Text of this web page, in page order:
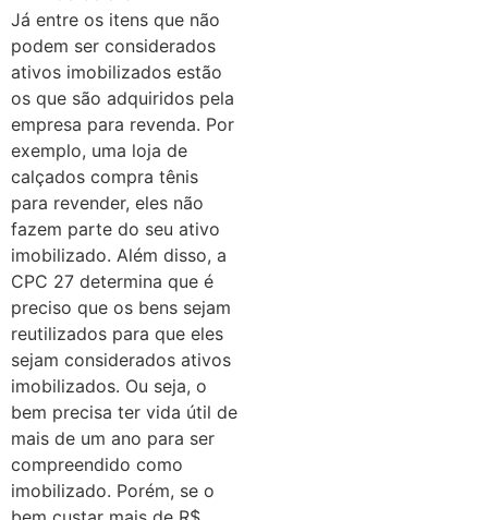
Já entre os itens que não
podem ser considerados
ativos imobilizados estão
os que são adquiridos pela
empresa para revenda. Por
exemplo, uma loja de
calçados compra tênis
para revender, eles não
fazem parte do seu ativo
imobilizado. Além disso, a
CPC 27 determina que é
preciso que os bens sejam
reutilizados para que eles
sejam considerados ativos
imobilizados. Ou seja, o
bem precisa ter vida útil de
mais de um ano para ser
compreendido como
imobilizado. Porém, se o